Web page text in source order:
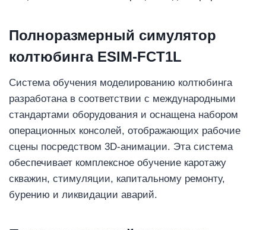
Полноразмерный симулятор
колтюбинга ESIM-FCT1L
Система обучения моделированию колтюбинга
разработана в соответствии с международными
стандартами оборудования и оснащена набором
операционных консолей, отображающих рабочие
сцены посредством 3D-анимации. Эта система
обеспечивает комплексное обучение каротажу
скважин, стимуляции, капитальному ремонту,
бурению и ликвидации аварий.